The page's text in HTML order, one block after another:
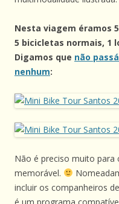
Nesta viagem éramos
5 bicicletas normais, 1
Digamos que não
nenhum:
Não é preciso muito para
memorável.
incluir os companheiros